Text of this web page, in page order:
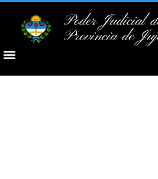
Poder Judicial
Provincia de